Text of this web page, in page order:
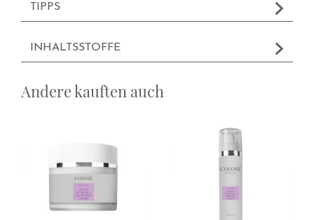
TIPPS
INHALTSSTOFFE
Andere kauften auch